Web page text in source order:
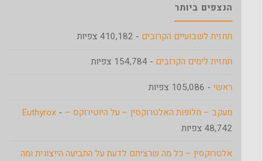
הנצפים ביותר
תחזית לשבועיים הקרובים - 410,182 צפיות
תחזית לימים הקרובים - 154,784 צפיות
ראשי - 105,086 צפיות
מעקב – חלופות האלטרוקסין – על היוטירוקס – Euthyrox -
48,742 צפיות
אלטרוקסין – כל מה שרציתם לדעת על התביעה הייצוגית ומה